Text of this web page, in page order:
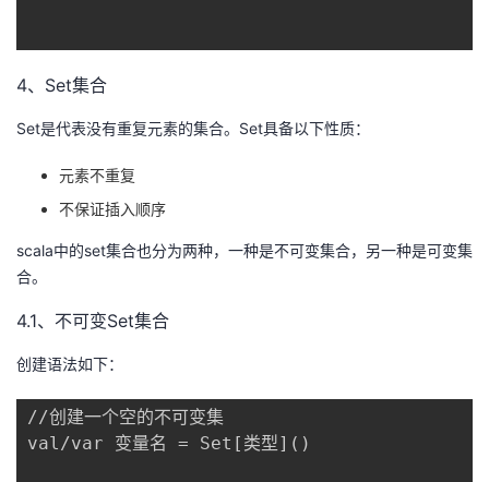
4、Set集合
Set是代表没有重复元素的集合。Set具备以下性质：
元素不重复
不保证插入顺序
scala中的set集合也分为两种，一种是不可变集合，另一种是可变集
合。
4.1、不可变Set集合
创建语法如下：
//创建一个空的不可变集
val/var 变量名 = Set[类型]()